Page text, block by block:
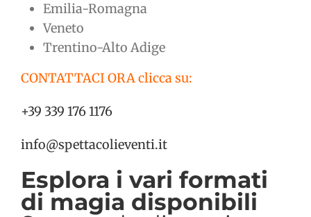
Emilia-Romagna
Veneto
Trentino-Alto Adige
CONTATTACI ORA clicca su:
+39 339 176 1176
info@spettacolieventi.it
Esplora i vari formati
di magia disponibili